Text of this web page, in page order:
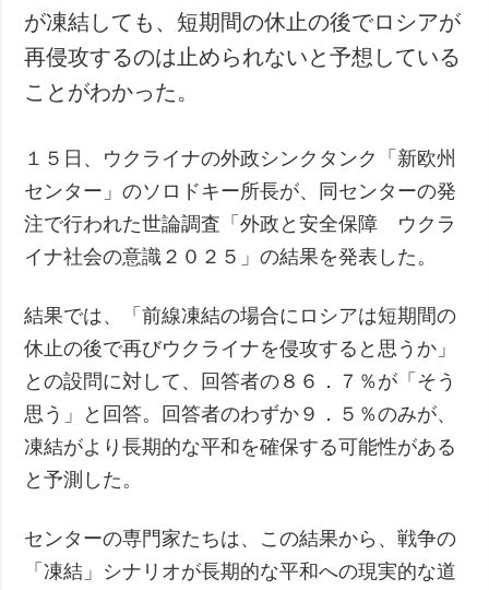
が凍結しても、短期間の休止の後でロシアが
再侵攻するのは止められないと予想している
ことがわかった。
１５日、ウクライナの外政シンクタンク「新欧州
センター」のソロドキー所長が、同センターの発
注で行われた世論調査「外政と安全保障 ウクラ
イナ社会の意識２０２５」の結果を発表した。
結果では、「前線凍結の場合にロシアは短期間の
休止の後で再びウクライナを侵攻すると思うか」
との設問に対して、回答者の８６．７％が「そう
思う」と回答。回答者のわずか９．５％のみが、
凍結がより長期的な平和を確保する可能性がある
と予測した。
センターの専門家たちは、この結果から、戦争の
「凍結」シナリオが長期的な平和への現実的な道